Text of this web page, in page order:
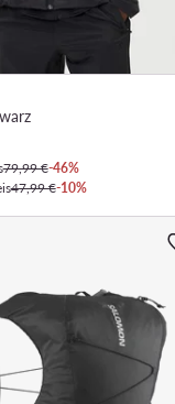
79,99 €-46%
47,99 €-10%